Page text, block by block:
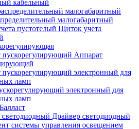
кабельный
малогабаритный
Щиток учета
Аппарат
электронный для
ламп
Балласт
Драйвер светодиодный